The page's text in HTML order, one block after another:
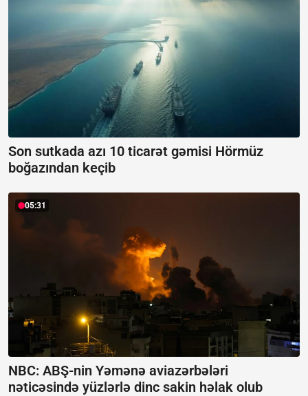
Son sutkada azı 10 ticarət gəmisi Hörmüz
boğazından keçib
05:31
NBC: ABŞ-nin Yəmənə aviazərbələri
nəticəsində yüzlərlə dinc sakin həlak olub